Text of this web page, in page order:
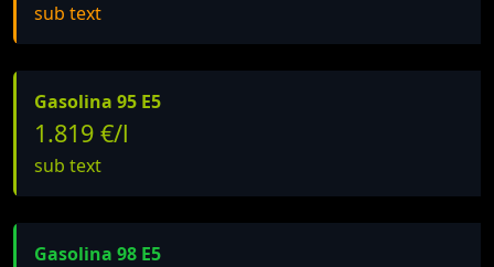
sub text
Gasolina 95 E5
1.819 €/l
sub text
Gasolina 98 E5